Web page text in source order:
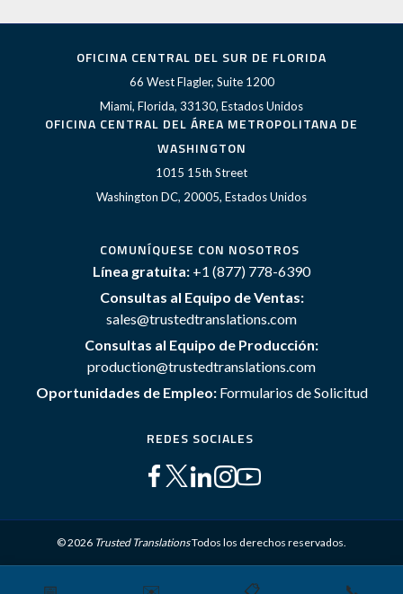
OFICINA CENTRAL DEL SUR DE FLORIDA
66 West Flagler, Suite 1200
Miami, Florida, 33130, Estados Unidos
OFICINA CENTRAL DEL ÁREA METROPOLITANA DE
WASHINGTON
1015 15th Street
Washington DC, 20005, Estados Unidos
COMUNÍQUESE CON NOSOTROS
Línea gratuita: +1 (877) 778-6390
Consultas al Equipo de Ventas:
sales@trustedtranslations.com
Consultas al Equipo de Producción:
production@trustedtranslations.com
Oportunidades de Empleo: Formularios de Solicitud
REDES SOCIALES
© 2026 Trusted TranslationsTodos los derechos reservados.
Mapa del sitio Términos y Condiciones Política de privacidad
📅 ✉️ 📋 📞